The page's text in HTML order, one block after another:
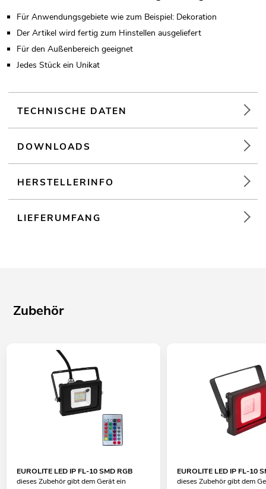
Für Anwendungsgebiete wie zum Beispiel: Dekoration
Der Artikel wird fertig zum Hinstellen ausgeliefert
Für den Außenbereich geeignet
Jedes Stück ein Unikat
TECHNISCHE DATEN
DOWNLOADS
HERSTELLERINFO
LIEFERUMFANG
Zubehör
EUROLITE LED IP FL-10 SMD RGB
dieses Zubehör gibt dem Gerät ein
EUROLITE LED IP FL-10
dieses Zubehör gibt dem